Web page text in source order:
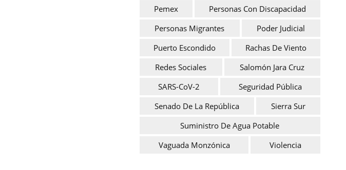
Pemex
Personas Con Discapacidad
Personas Migrantes
Poder Judicial
Puerto Escondido
Rachas De Viento
Redes Sociales
Salomón Jara Cruz
SARS-CoV-2
Seguridad Pública
Senado De La República
Sierra Sur
Suministro De Agua Potable
Vaguada Monzónica
Violencia